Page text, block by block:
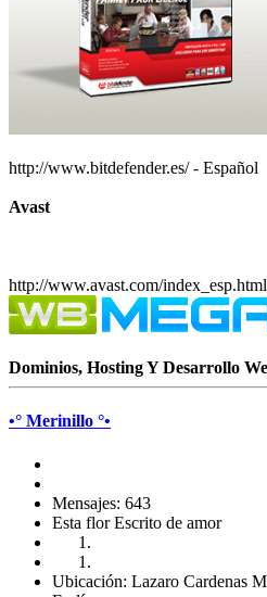
http://www.bitdefender.es/ - Español
Avast
http://www.avast.com/
Dominios, Hosting Y Desarrollo
•° Merinillo °•
Mensajes: 643
Esta flor Escrito de amor
Ubicación: Lazaro Cardenas